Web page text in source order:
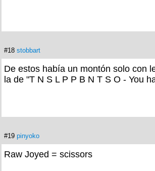
#18 stobbart
De estos había un montón solo con
la de "T N S L P P B N T S O - You
#19 pinyoko
Raw Joyed = scissors